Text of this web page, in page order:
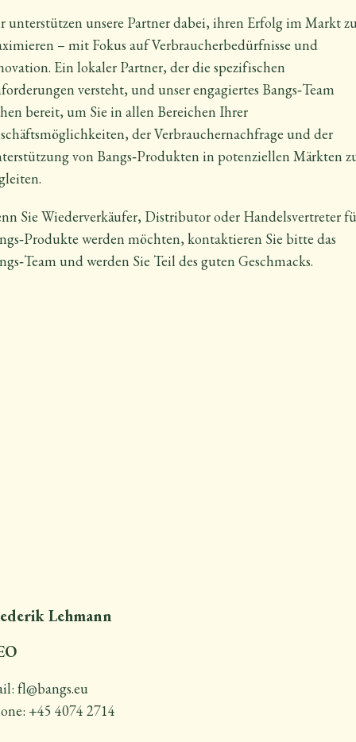
unterstützen unsere Partner dabei, ihren Erfolg im Markt
– mit Fokus auf Verbraucherbedürfnisse und
Ein lokaler Partner, der die spezifischen
versteht, und unser engagiertes Bangs‑Team
bereit, um Sie in allen Bereichen Ihrer
der Verbrauchernachfrage und der
von Bangs‑Produkten in potenziellen Märkten
Sie Wiederverkäufer, Distributor oder Handelsvertreter
werden möchten, kontaktieren Sie bitte das
und werden Sie Teil des guten Geschmacks.
Lehmann
fl@bangs.eu
+45 4074 2714